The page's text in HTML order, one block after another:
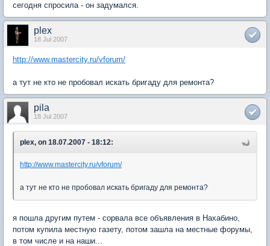
сегодня спросила - он задумался.
plex
18 Jul 2007
http://www.mastercity.ru/vforum/
а тут не кто не пробовал искать бригаду для ремонта?
pila
18 Jul 2007
plex, on 18.07.2007 - 18:12:
http://www.mastercity.ru/vforum/
а тут не кто не пробовал искать бригаду для ремонта?
я пошла другим путем - сорвала все объявления в Нахабино,
потом купила местную газету, потом зашла на местные форумы,
в том числе и на наши...